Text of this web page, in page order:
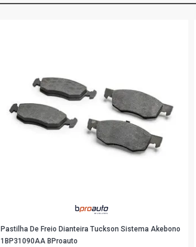
Pastilha De Freio Dianteira Tuckson Sistema Akebono
1BP31090AA BProauto